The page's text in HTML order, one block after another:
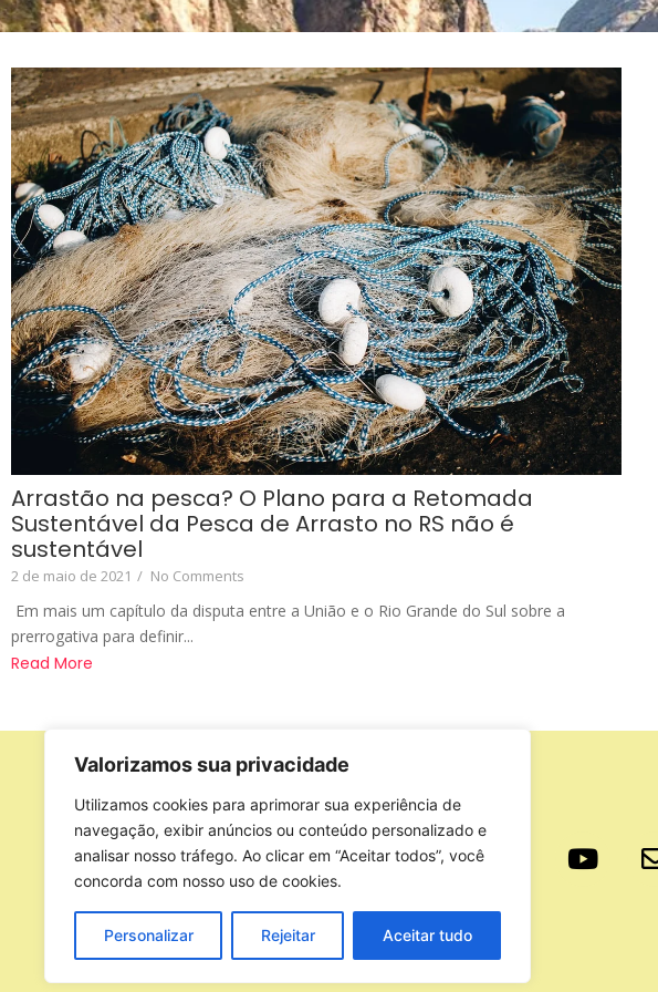
Valorizamos sua privacidade
Utilizamos cookies para aprimorar sua experiência de
navegação, exibir anúncios ou conteúdo personalizado e
analisar nosso tráfego. Ao clicar em “Aceitar todos”, você
concorda com nosso uso de cookies.
Personalizar Rejeitar Aceitar tudo
Arrastão na pesca? O Plano para a Retomada
Sustentável da Pesca de Arrasto no RS não é
sustentável
2 de maio de 2021 / No Comments
Em mais um capítulo da disputa entre a União e o Rio Grande do Sul sobre a
prerrogativa para definir...
Read More
Apoio